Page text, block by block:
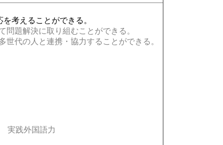
考えることができる。
題解決に取り組むことができる。
代の人と連携・協力することができる。
実践外国語力